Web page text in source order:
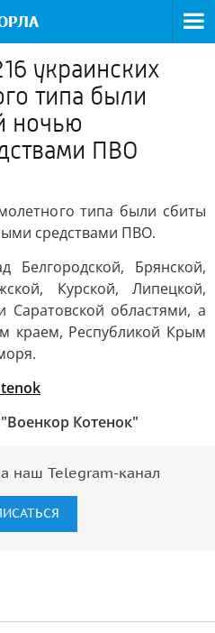
украинских
типа были
ночью
ПВО
типа были сбиты
средствами ПВО.
Белгородской, Брянской,
Курской, Липецкой,
Саратовской областями, а
краем, Республикой Крым
Котенок"
наш Telegram-канал